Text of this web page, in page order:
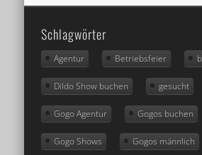
Schlagwörter
Agentur Betriebsfeier
Dildo Show buchen gesucht
Gogo Agentur Gogos buchen
Gogo Shows Gogos männlich